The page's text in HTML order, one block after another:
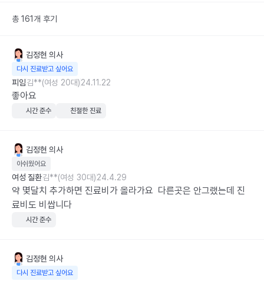
총 161개 후기
김정현 의사
다시 진료받고 싶어요
피임김**(여성 20대)24.11.22
좋아요
시간 준수 친절한 진료
김정현 의사
아쉬웠어요
여성 질환김**(여성 30대)24.4.29
약 몇달치 추가하면 진료비가 올라가요  다른곳은 안그랬는데 진
료비도 비쌉니다
시간 준수
김정현 의사
다시 진료받고 싶어요